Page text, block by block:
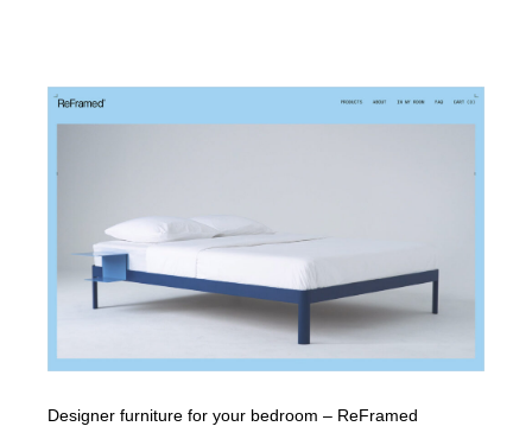
Designer furniture for your bedroom – ReFramed